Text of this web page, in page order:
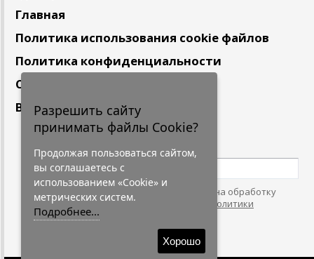
Главная
Политика использования cookie файлов
Политика конфиденциальности
Сотрудничество
Вакансии
Подпишитесь
Нажимая на кнопку, я даю согласие на обработку
персональных данных. С условиями
"Политики
Конфидециальности"
Разрешить сайту
принимать файлы Cookie?
Продолжая пользоваться сайтом,
вы соглашаетесь с
использованием «Cookie» и
метрических систем.
Подробнее...
Хорошо